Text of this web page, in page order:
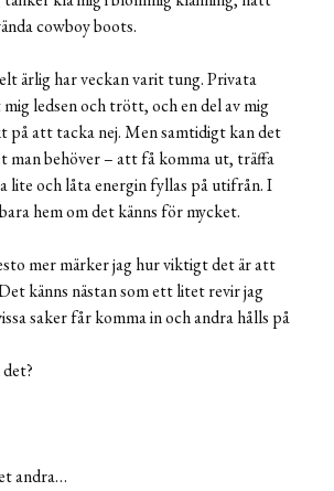
cowboy boots.
ärlig har veckan varit tung. Privata
ledsen och trött, och en del av mig
på att tacka nej. Men samtidigt kan det
man behöver – att få komma ut, träffa
lite och låta energin fyllas på utifrån. I
hem om det känns för mycket.
mer märker jag hur viktigt det är att
känns nästan som ett litet revir jag
saker får komma in och andra hålls på
andra…